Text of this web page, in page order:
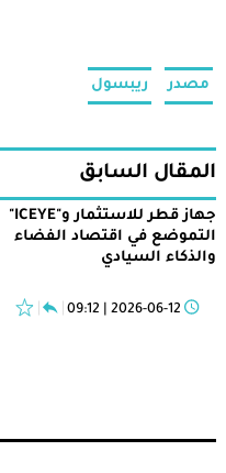
مصدر ريبسول
المقال السابق
جهاز قطر للاستثمار و"ICEYE"
التموضع في اقتصاد الفضاء
والذكاء السيادي
2026-06-12 | 09:12